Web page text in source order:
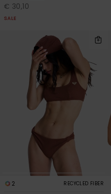
€ 30,10
SALE
2 RECYCLED FIBER